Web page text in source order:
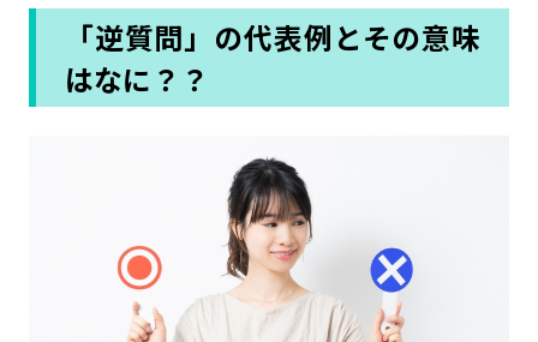
「逆質問」の代表例とその意味
はなに？？